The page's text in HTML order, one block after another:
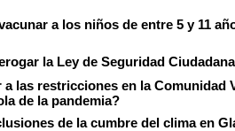
a los niños de entre 5 y 11
la Ley de Seguridad
las restricciones en la Comunidad
de la pandemia?
de la cumbre del clima en